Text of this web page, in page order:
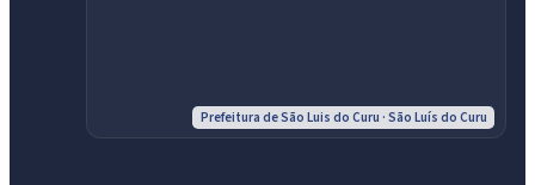
Prefeitura de São Luis do Curu · São Luís do Curu